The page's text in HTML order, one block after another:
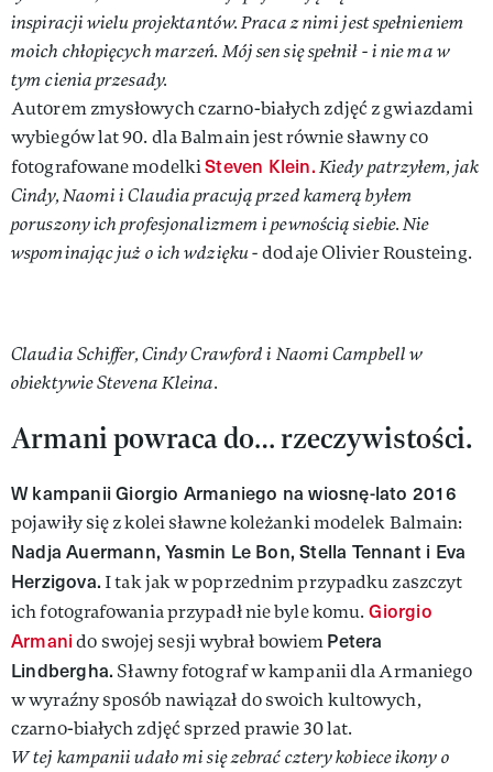
inspiracji wielu projektantów. Praca z nimi jest spełnieniem
moich chłopięcych marzeń. Mój sen się spełnił - i nie ma w
tym cienia przesady.
Autorem zmysłowych czarno-białych zdjęć z gwiazdami
wybiegów lat 90. dla Balmain jest równie sławny co
fotografowane modelkiSteven Klein.Kiedy patrzyłem, jak
Cindy, Naomi i Claudia pracują przed kamerą byłem
poruszony ich profesjonalizmem i pewnością siebie. Nie
wspominając już o ich wdzięku -dodaje Olivier Rousteing.
Claudia Schiffer, Cindy Crawford i Naomi Campbell w
obiektywie Stevena Kleina.
Armani powraca do… rzeczywistości.
W kampanii Giorgio Armaniego na wiosnę-lato 2016
pojawiły się z kolei sławne koleżanki modelek Balmain:
Nadja Auermann, Yasmin Le Bon, Stella Tennant i Eva
Herzigova. I tak jak w poprzednim przypadku zaszczyt
ich fotografowania przypadł nie byle komu. Giorgio
Armanido swojej sesji wybrał bowiemPetera
Lindbergha. Sławny fotograf w kampanii dla Armaniego
w wyraźny sposób nawiązał do swoich kultowych,
czarno-białych zdjęć sprzed prawie 30 lat.
W tej kampanii udało mi się zebrać cztery kobiece ikony o